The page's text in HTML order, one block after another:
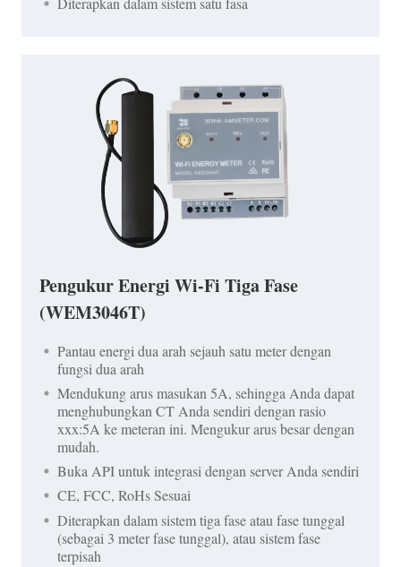
Pengukur Energi Wi-Fi Tiga Fase
(WEM3046T)
Pantau energi dua arah sejauh satu meter dengan
fungsi dua arah
Mendukung arus masukan 5A, sehingga Anda dapat
menghubungkan CT Anda sendiri dengan rasio
xxx:5A ke meteran ini. Mengukur arus besar dengan
mudah.
Buka API untuk integrasi dengan server Anda sendiri
CE, FCC, RoHs Sesuai
Diterapkan dalam sistem tiga fase atau fase tunggal
(sebagai 3 meter fase tunggal), atau sistem fase
terpisah